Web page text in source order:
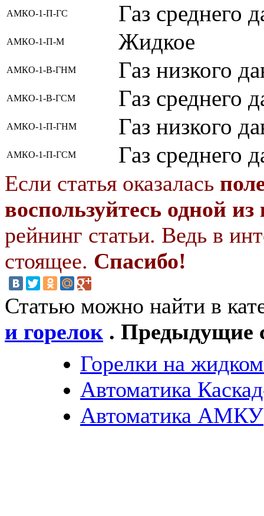
АМКО-1-П-ГС Газ среднего
АМКО-1-П-М Жидкое
АМКО-1-В-ГНМ Газ низкого
АМКО-1-В-ГСМ Газ среднего
АМКО-1-П-ГНМ Газ низкого
АМКО-1-П-ГСМ
Газ среднего
Если статья оказалась
воспользуйтесь одной
рейнинг статьи. Ведь в
стоящее. Спасибо!
Статью можно найти в
и горелок . Предыдущие
Горелки на
Автоматика
Автоматика АМКУ